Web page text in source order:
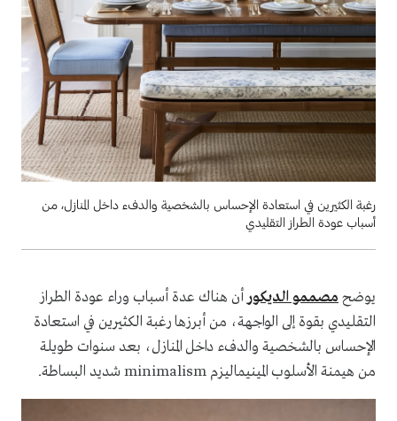
رغبة الكثيرين في استعادة الإحساس بالشخصية والدفء داخل المنازل، من
أسباب عودة الطراز التقليدي
يوضح مصممو الديكور أن هناك عدة أسباب وراء عودة الطراز
التقليدي بقوة إلى الواجهة، من أبرزها رغبة الكثيرين في استعادة
الإحساس بالشخصية والدفء داخل المنازل، بعد سنوات طويلة
من هيمنة الأسلوب المينيماليزم minimalism شديد البساطة.